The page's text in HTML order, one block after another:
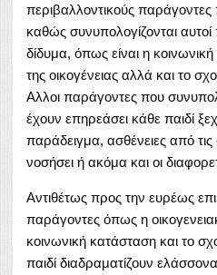
περιβαλλοντικούς
καθώς συνυπολογίζονται
δίδυμα, όπως είναι η
της οικογένειας αλλά και το
Αλλοι παράγοντες που
έχουν επηρεάσει κάθε παιδί
παράδειγμα, ασθένειες από τις
νοσήσει ή ακόμα και οι
Αντιθέτως προς την ευρέως
παράγοντες όπως η
κοινωνική κατάσταση και το
παιδί διαδραματίζουν